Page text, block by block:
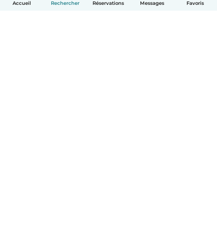
Accueil Rechercher Réservations Messages Favoris